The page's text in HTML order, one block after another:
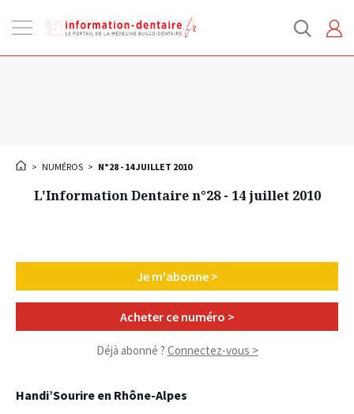
la
> NUMÉROS > N°28 - 14 JUILLET 2010
L'Information Dentaire n°28 - 14 juillet 2010
Je m'abonne >
Acheter ce numéro >
Déjà abonné ? Connectez-vous >
Handi’Sourire en Rhône-Alpes